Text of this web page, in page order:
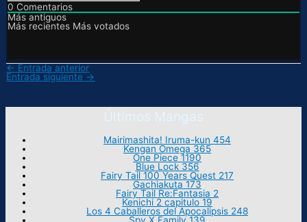
0 Comentarios
Más antiguos
Más recientes Más votados
← Entrada anterior
Entrada siguiente →
Últimos Mangas
Mairimashita! Iruma-kun 454
Kengan Omega 365
One Piece 1190
Blue Lock 356
Fairy Tail 100 Years Quest 217
Gachiakuta 173
Fairy Tail Re:Fantasia 2
Kenichi 2 capitulo 19
Los 4 Caballeros del Apocalipsis 248